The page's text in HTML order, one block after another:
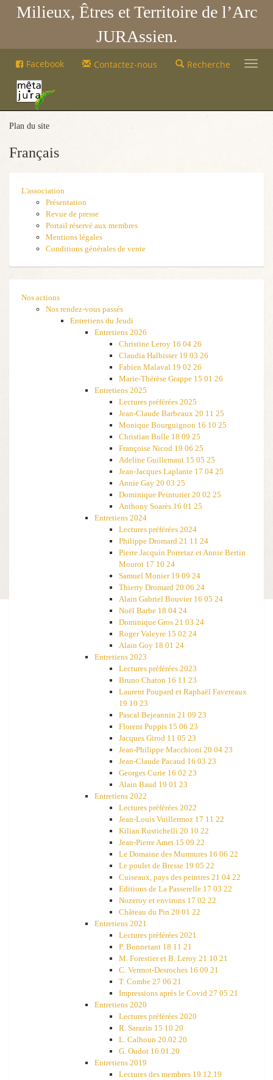
Milieux, Êtres et Territoire de l’Arc
JURAssien.
Jura Facebook Contactez-nous Recherche
Mêta-
Plan du site
Français
L'association
Présentation
Revue de presse
Portail réservé aux membres
Mentions légales
Conditions générales de vente
Nos actions
Nos rendez-vous passés
Entretiens du Jeudi
Entretiens 2026
Christine Leroy 16 04 26
Claudia Halbisser 19 03 26
Fabien Malaval 19 02 26
Marie-Thérèse Grappe 15 01 26
Entretiens 2025
Lectures préférées 2025
Jean-Claude Barbeaux 20 11 25
Monique Bourguignon 16 10 25
Christian Bulle 18 09 25
Françoise Nicod 19 06 25
Adeline Guillemaut 15 05 25
Jean-Jacques Laplante 17 04 25
Annie Gay 20 03 25
Dominique Peinturier 20 02 25
Anthony Soarès 16 01 25
Entretiens 2024
Lectures préférées 2024
Philippe Dromard 21 11 24
Pierre Jacquin Porretaz et Annie Bertin
Mourot 17 10 24
Samuel Monier 19 09 24
Thierry Dromard 20 06 24
Alain Gabriel Bouvier 16 05 24
Noël Barbe 18 04 24
Dominique Gros 21 03 24
Roger Valeyre 15 02 24
Alain Goy 18 01 24
Entretiens 2023
Lectures préférées 2023
Bruno Chaton 16 11 23
Laurent Poupard et Raphaël Favereaux
19 10 23
Pascal Bejeannin 21 09 23
Florent Puppis 15 06 23
Jacques Girod 11 05 23
Jean-Philippe Macchioni 20 04 23
Jean-Claude Pacaud 16 03 23
Georges Curie 16 02 23
Alain Baud 19 01 23
Entretiens 2022
Lectures préférées 2022
Jean-Louis Vuillermoz 17 11 22
Kilian Rustichelli 20 10 22
Jean-Pierre Amet 15 09 22
Le Domaine des Murmures 16 06 22
Le poulet de Bresse 19 05 22
Cuiseaux, pays des peintres 21 04 22
Editions de La Passerelle 17 03 22
Nozeroy et environs 17 02 22
Château du Pin 20 01 22
Entretiens 2021
Lectures préférées 2021
P. Bonnetant 18 11 21
M. Forestier et B. Leroy 21 10 21
C. Vermot-Desroches 16 09 21
T. Combe 27 06 21
Impressions après le Covid 27 05 21
Entretiens 2020
Lectures préférées 2020
R. Sarazin 15 10 20
L. Calhoun 20.02.20
G. Oudot 16.01.20
Entretiens 2019
Lectures des membres 19.12.19